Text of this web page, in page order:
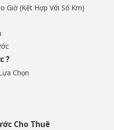
Giờ (Kết Hợp Với Số Km)
?
Chọn
Cho Thuê